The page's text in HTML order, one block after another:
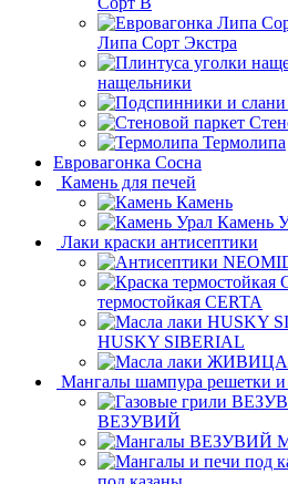
Липа Сорт Экстра
нащельники
Термолипа
Евровагонка Сосна
Камень для печей
Камень
Камень
Лаки краски антисептики
термостойкая CERTA
HUSKY SIBERIAL
Мангалы шампура решетки и
ВЕЗУВИЙ